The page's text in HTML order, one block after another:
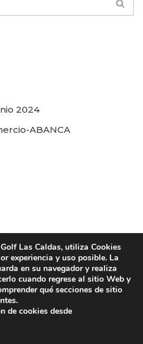
2024
ABANCA
CALDAS -
Las Caldas, utiliza Cookies
experiencia y uso posible. La
en su navegador y realiza
cuando regrese al sitio Web y
qué secciones de sitio
de cookies desde